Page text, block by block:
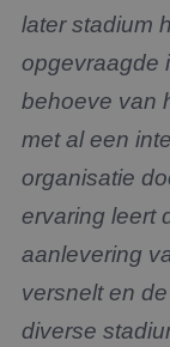
later stadium
opgevraagde
behoeve van
met al een
organisatie
ervaring leert
aanlevering
versnelt en
diverse